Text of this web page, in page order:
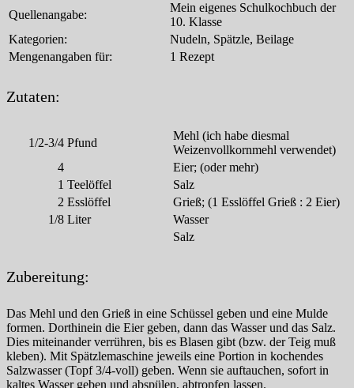
Quellenangabe:
Mein eigenes Schulkochbuch der
10. Klasse
Kategorien:
Nudeln, Spätzle, Beilage
Mengenangaben für:
1 Rezept
Zutaten:
1/2-3/4 Pfund
Mehl (ich habe diesmal
Weizenvollkornmehl verwendet)
4
Eier; (oder mehr)
1 Teelöffel
Salz
2 Esslöffel
Grieß; (1 Esslöffel Grieß : 2 Eier)
1/8 Liter
Wasser
Salz
Zubereitung:
Das Mehl und den Grieß in eine Schüssel geben und eine Mulde
formen. Dorthinein die Eier geben, dann das Wasser und das Salz.
Dies miteinander verrühren, bis es Blasen gibt (bzw. der Teig muß
kleben). Mit Spätzlemaschine jeweils eine Portion in kochendes
Salzwasser (Topf 3/4-voll) geben. Wenn sie auftauchen, sofort in
kaltes Wasser geben und abspülen, abtropfen lassen.